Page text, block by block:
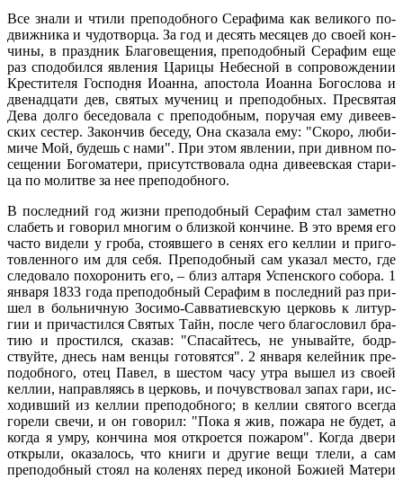
Все зна­ли и чти­ли пре­по­доб­но­го Се­ра­фи­ма как ве­ли­ко­го по­
движ­ни­ка и чу­до­твор­ца. За год и де­сять ме­ся­цев до сво­ей кон­
чи­ны, в празд­ник Бла­го­ве­ще­ния, пре­по­доб­ный Се­ра­фим еще
раз спо­до­бил­ся яв­ле­ния Ца­ри­цы Небес­ной в со­про­вож­де­нии
Кре­сти­те­ля Гос­под­ня Иоан­на, апо­сто­ла Иоан­на Бо­го­сло­ва и
две­на­дца­ти дев, свя­тых му­че­ниц и пре­по­доб­ных. Пре­свя­тая
Де­ва дол­го бе­се­до­ва­ла с пре­по­доб­ным, по­ру­чая ему ди­ве­ев­
ских се­стер. За­кон­чив бе­се­ду, Она ска­за­ла ему: "Ско­ро, лю­би­
ми­че Мой, бу­дешь с на­ми". При этом яв­ле­нии, при див­ном по­
се­ще­нии Бо­го­ма­те­ри, при­сут­ство­ва­ла од­на ди­ве­ев­ская ста­ри­
ца по мо­лит­ве за нее пре­по­доб­но­го.
В по­след­ний год жиз­ни пре­по­доб­ный Се­ра­фим стал за­мет­но
сла­беть и го­во­рил мно­гим о близ­кой кон­чине. В это вре­мя его
ча­сто ви­де­ли у гро­ба, сто­яв­ше­го в се­нях его кел­лии и при­го­
тов­лен­но­го им для се­бя. Пре­по­доб­ный сам ука­зал ме­сто, где
сле­до­ва­ло по­хо­ро­нить его, – близ ал­та­ря Успен­ско­го со­бо­ра. 1
ян­ва­ря 1833 го­да пре­по­доб­ный Се­ра­фим в по­след­ний раз при­
шел в боль­нич­ную Зо­си­мо-Сав­ва­ти­ев­скую цер­ковь к ли­тур­
гии и при­ча­стил­ся Свя­тых Тайн, по­сле че­го бла­го­сло­вил бра­
тию и про­стил­ся, ска­зав: "Спа­сай­тесь, не уны­вай­те, бодр­
ствуй­те, днесь нам вен­цы го­то­вят­ся". 2 ян­ва­ря ке­лей­ник пре­
по­доб­но­го, отец Па­вел, в ше­стом ча­су утра вы­шел из сво­ей
кел­лии, на­прав­ля­ясь в цер­ковь, и по­чув­ство­вал за­пах га­ри, ис­
хо­див­ший из кел­лии пре­по­доб­но­го; в кел­лии свя­то­го все­гда
го­ре­ли све­чи, и он го­во­рил: "По­ка я жив, по­жа­ра не бу­дет, а
ко­гда я умру, кон­чи­на моя от­кро­ет­ся по­жа­ром". Ко­гда две­ри
от­кры­ли, ока­за­лось, что кни­ги и дру­гие ве­щи тле­ли, а сам
пре­по­доб­ный сто­ял на ко­ле­нях пе­ред ико­ной Бо­жи­ей Ма­те­ри